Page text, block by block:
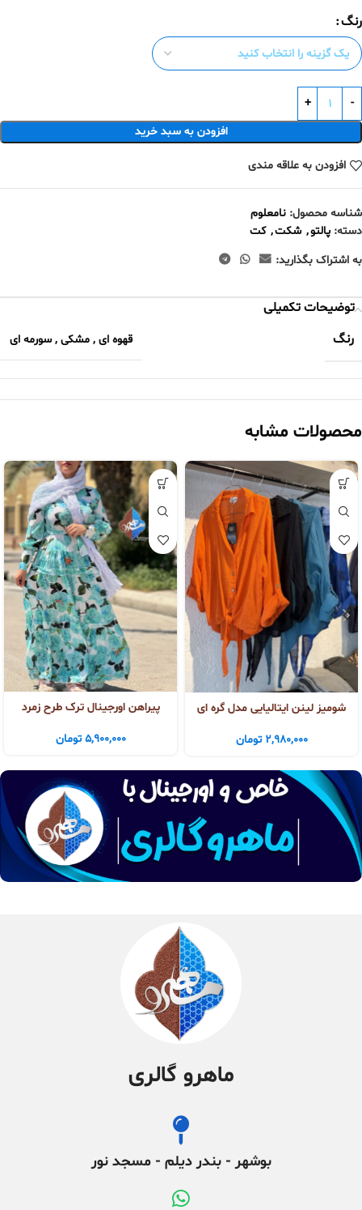
رنگ
افزودن به سبد خرید
افزودن به علاقه مندی
شناسه محصول: نامعلوم
دسته: پالتو, شکت, کت
به اشتراک بگذارید:
توضیحات تکمیلی
رنگ
قهوه ای , مشکی ,سورمه ای
محصولات مشابه
شومیز لینن ایتالیایی مدل گره ای
2,980,000 تومان
پیراهن اورجینال ترک طرح زمرد
5,900,000 تومان
ماهرو گالری
بوشهر - بندر دیلم - مسجد نور